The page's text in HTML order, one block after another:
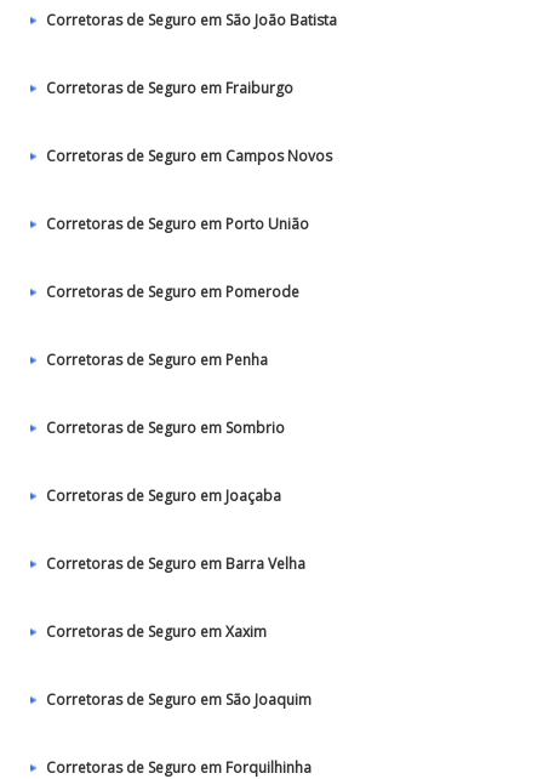
Corretoras de Seguro em São João Batista
Corretoras de Seguro em Fraiburgo
Corretoras de Seguro em Campos Novos
Corretoras de Seguro em Porto União
Corretoras de Seguro em Pomerode
Corretoras de Seguro em Penha
Corretoras de Seguro em Sombrio
Corretoras de Seguro em Joaçaba
Corretoras de Seguro em Barra Velha
Corretoras de Seguro em Xaxim
Corretoras de Seguro em São Joaquim
Corretoras de Seguro em Forquilhinha